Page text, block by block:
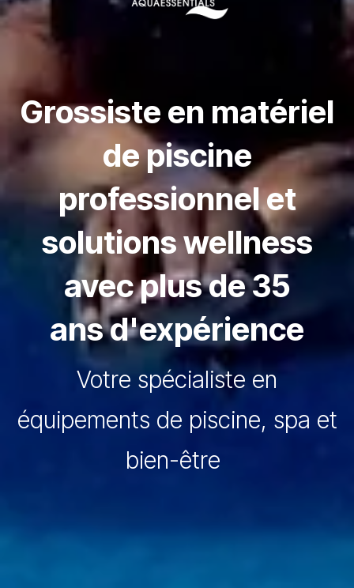
Grossiste en matériel
de piscine
professionnel et
solutions wellness
avec plus de 35
ans d'expérience
Votre spécialiste en
équipements de piscine, spa et
bien-être